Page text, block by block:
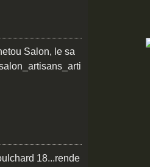
Salon, le sa
18...rende